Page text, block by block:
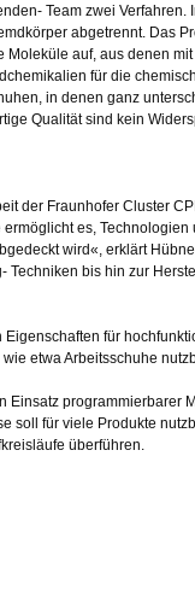
Team zwei Verfahren.
abgetrennt. Das
Moleküle auf, aus denen
für die
in denen ganz
Qualität sind kein
der Fraunhofer Cluster
es, Technologien
wird«, erklärt
Techniken bis hin zur
für
etwa Arbeitsschuhe
Einsatz programmierbarer
soll für viele Produkte
überführen.